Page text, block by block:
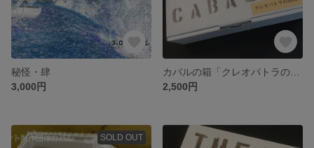
秘怪・肆
3,000円
2,500円
SOLD OUT